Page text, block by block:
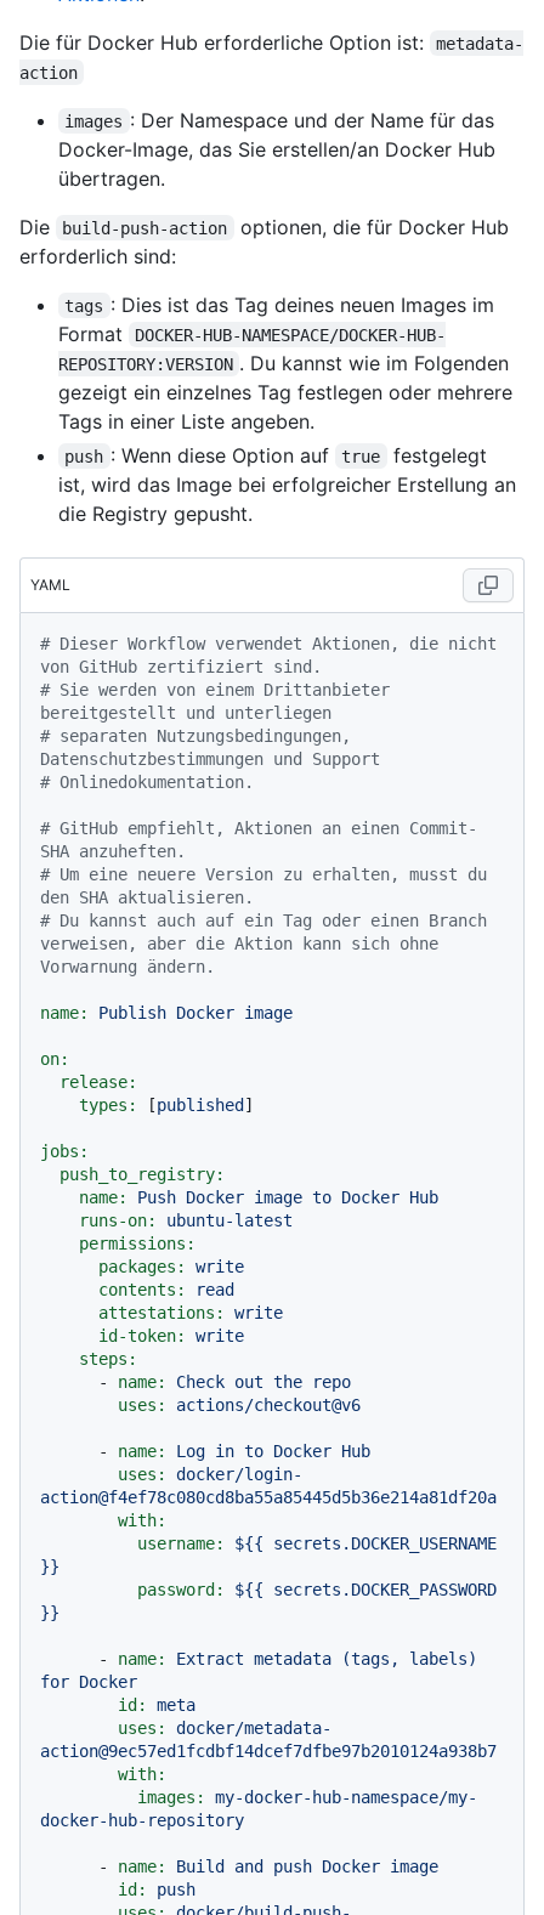
Die für Docker Hub erforderliche Option ist:
metadata-
action
images : Der Namespace und der Name für das
Docker-Image, das Sie erstellen/an Docker Hub
übertragen.
Die
build-push-action
optionen, die für Docker Hub
erforderlich sind:
tags : Dies ist das Tag deines neuen Images im
Format
DOCKER-HUB-NAMESPACE/DOCKER-HUB-
REPOSITORY:VERSION . Du kannst wie im Folgenden
gezeigt ein einzelnes Tag festlegen oder mehrere
Tags in einer Liste angeben.
push : Wenn diese Option auf true
festgelegt
ist, wird das Image bei erfolgreicher Erstellung an
die Registry gepusht.
YAML
# Dieser Workflow verwendet Aktionen, die nicht
von GitHub zertifiziert sind.
# Sie werden von einem Drittanbieter
bereitgestellt und unterliegen
# separaten Nutzungsbedingungen,
Datenschutzbestimmungen und Support
# Onlinedokumentation.
# GitHub empfiehlt, Aktionen an einen Commit-
SHA anzuheften.
# Um eine neuere Version zu erhalten, musst du
den SHA aktualisieren.
# Du kannst auch auf ein Tag oder einen Branch
verweisen, aber die Aktion kann sich ohne
Vorwarnung ändern.
name: Publish Docker image
on:
release:
types:
[published ]
jobs:
push_to_registry:
name:
Push Docker image to Docker Hub
runs-on:
ubuntu-latest
permissions:
packages:
write
contents:
read
attestations:
write
id-token:
write
steps:
-
name: Check out the
repo
uses:
actions/checkout@v6
- name: Log in to Docker Hub
uses:
docker/login-
action@f4ef78c080cd8ba55a85445d5b36e214a81df20a
with:
username:
${{
secrets.DOCKER_USERNAME
}}
password:
${{
secrets.DOCKER_PASSWORD
}}
- name: Extract metadata (tags,
labels)
for Docker
id:
meta
uses:
docker/metadata-
action@9ec57ed1fcdbf14dcef7dfbe97b2010124a938b7
with:
images:
my-docker-hub-namespace/my-
docker-hub-repository
- name: Build and push Docker image
id:
push